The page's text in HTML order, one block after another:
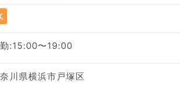
:15:00〜19:00
川県横浜市戸塚区